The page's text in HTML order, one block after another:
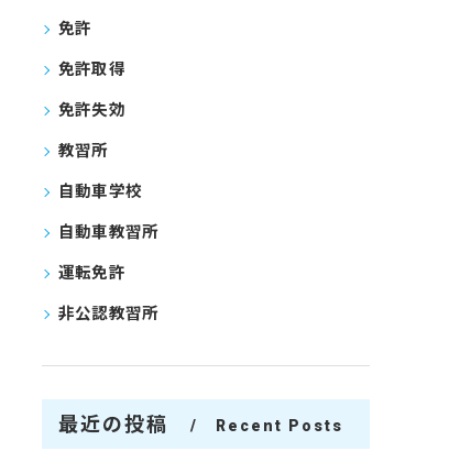
免許
免許取得
免許失効
教習所
自動車学校
自動車教習所
運転免許
非公認教習所
最近の投稿 Recent Posts